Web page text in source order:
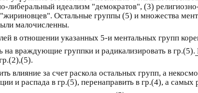
либеральный идеализм "демократов", (3)
Остальные группы (5) и множества
малочисленны.
в отношении указанных 5-и ментальных групп
на враждующие группки и радикализировать в гр.(5).
влияние за счет раскола остальных групп, а
и распада в гр.(5), перенаправить в гр.(4), а